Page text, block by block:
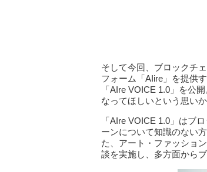
そして今回、ブロックチ
フォーム「AIire」を提供
「AIre VOICE 1.0」を公
なってほしいという思い
「AIre VOICE 1.0」はブ
ーンについて知識のない
た、アート・ファッショ
談を実施し、多方面から